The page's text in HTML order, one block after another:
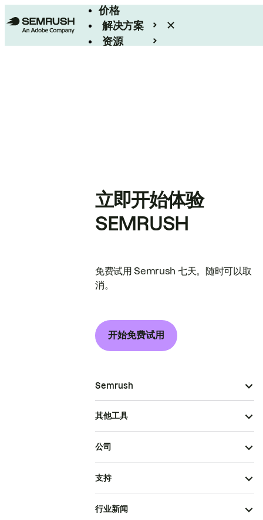
价格
解决方案
资源
立即开始体验
SEMRUSH
免费试用 Semrush 七天。随时可以取
消。
开始免费试用
Semrush
其他工具
公司
支持
行业新闻